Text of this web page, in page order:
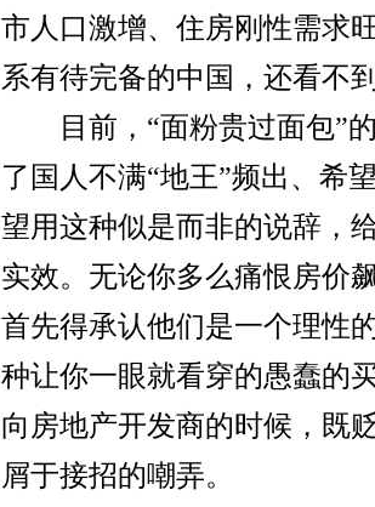
市人口激增、住房刚性需求
系有待完备的中国，还看不
目前，“面粉贵过面包”的
了国人不满“地王”频出、希
望用这种似是而非的说辞，
实效。无论你多么痛恨房价
首先得承认他们是一个理性
种让你一眼就看穿的愚蠢的
向房地产开发商的时候，既
屑于接招的嘲弄。